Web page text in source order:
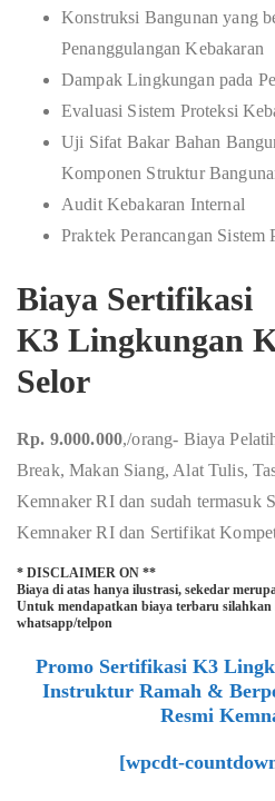
Konstruksi Bangunan yang
Penanggulangan Kebakaran
Dampak Lingkungan pada
Evaluasi Sistem Proteksi
Uji Sifat Bakar Bahan
Komponen Struktur
Audit Kebakaran Internal
Praktek Perancangan Sistem
Biaya Sertifikasi
K3 Lingkungan
Selor
Rp. 9.000.000,/orang- Biaya
Break, Makan Siang, Alat Tulis,
Kemnaker RI dan sudah termasuk
Kemnaker RI dan Sertifikat
* DISCLAIMER ON **
Biaya di atas hanya ilustrasi, sekedar
Untuk mendapatkan biaya terbaru
whatsapp/telpon
Promo Sertifikasi K3
Instruktur Ramah &
Resmi
[wpcdt-